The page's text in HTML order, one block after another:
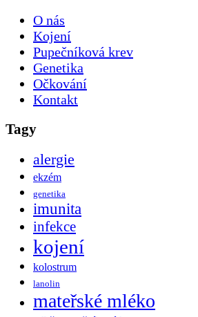
O nás
Kojení
Pupečníková krev
Genetika
Očkování
Kontakt
Tagy
alergie
ekzém
genetika
imunita
infekce
kojení
kolostrum
lanolin
mateřské mléko